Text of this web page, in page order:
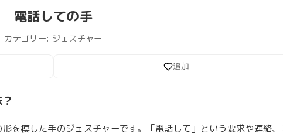
電話しての手
カテゴリー: ジェスチャー
追加
を模した手のジェスチャーです。「電話して」という要求や連絡